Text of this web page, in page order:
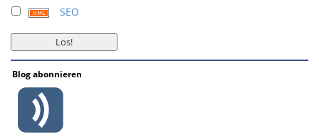
SEO
Blog abonnieren